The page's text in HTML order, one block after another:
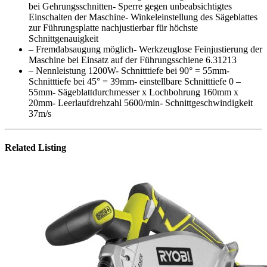
bei Gehrungsschnitten- Sperre gegen unbeabsichtigtes
Einschalten der Maschine- Winkeleinstellung des Sägeblattes
zur Führungsplatte nachjustierbar für höchste
Schnittgenauigkeit
– Fremdabsaugung möglich- Werkzeuglose Feinjustierung der
Maschine bei Einsatz auf der Führungsschiene 6.31213
– Nennleistung 1200W- Schnitttiefe bei 90° = 55mm-
Schnitttiefe bei 45° = 39mm- einstellbare Schnitttiefe 0 –
55mm- Sägeblattdurchmesser x Lochbohrung 160mm x
20mm- Leerlaufdrehzahl 5600/min- Schnittgeschwindigkeit
37m/s
Related Listing